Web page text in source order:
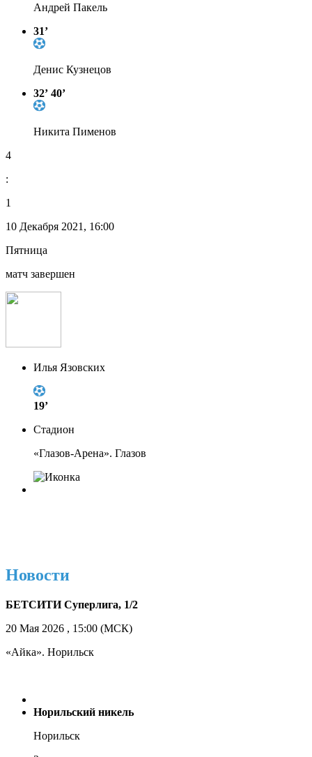
Андрей Пакель
31’
Денис Кузнецов
32’ 40’
Никита Пименов
4
:
1
10 Декабря 2021, 16:00
Пятница
матч завершен
Илья Язовских
19’
Стадион
«Глазов-Арена». Глазов
Новости
БЕТСИТИ Суперлига, 1/2
20 Мая 2026 , 15:00 (МСК)
«Айка». Норильск
Норильский никель
Норильск